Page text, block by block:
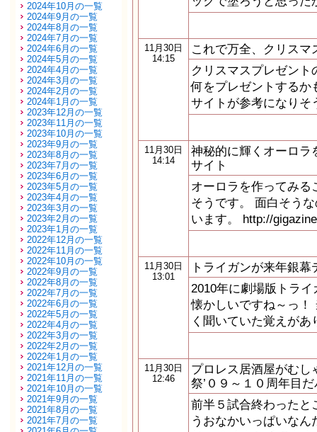
2024年10月の一覧
2024年9月の一覧
2024年8月の一覧
2024年7月の一覧
2024年6月の一覧
2024年5月の一覧
2024年4月の一覧
2024年3月の一覧
2024年2月の一覧
2024年1月の一覧
2023年12月の一覧
2023年11月の一覧
2023年10月の一覧
2023年9月の一覧
2023年8月の一覧
2023年7月の一覧
2023年6月の一覧
2023年5月の一覧
2023年4月の一覧
2023年3月の一覧
2023年2月の一覧
2023年1月の一覧
2022年12月の一覧
2022年11月の一覧
2022年10月の一覧
2022年9月の一覧
2022年8月の一覧
2022年7月の一覧
2022年6月の一覧
2022年5月の一覧
2022年4月の一覧
2022年3月の一覧
2022年2月の一覧
2022年1月の一覧
2021年12月の一覧
2021年11月の一覧
2021年10月の一覧
2021年9月の一覧
2021年8月の一覧
2021年7月の一覧
11月30日
14:15
これで万全、クリス
クリスマスプレゼン
何をプレゼントするか
サイトが参考になりそ
11月30日
14:14
神秘的に輝くオーロラ
サイト
オーロラを作ってみる
そうです。 面白そう
います。 http://
11月30日
13:01
トライガンが来年銀幕
2010年に劇場版トラ
懐かしいですね～っ！
く聞いていた覚えが
11月30日
12:46
プロレス居酒屋がむし
祭’０９～１０周年目
前半５試合終わったと
うおなかいっぱいな